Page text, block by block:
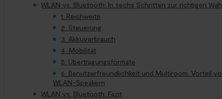
WLAN vs. Bluetooth: In sechs Schritten zur richtigen
1. Reichweite
2. Steuerung
3. Akkuverbrauch
4. Mobilität
5. Übertragungsformate
6. Benutzerfreundlichkeit und Multiroom: Vorteil
WLAN-Speakern
WLAN vs. Bluetooth: Fazit